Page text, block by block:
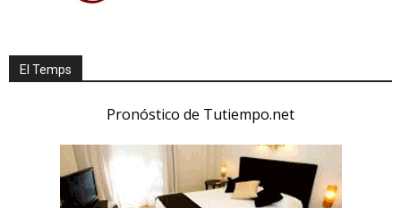
El Temps
Pronóstico de Tutiempo.net